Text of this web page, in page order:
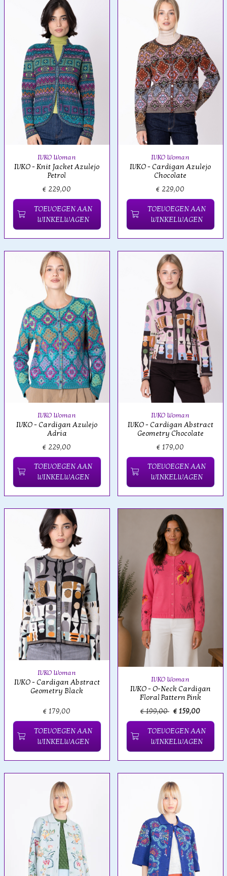
IVKO Woman
IVKO - Knit Jacket Azulejo
Petrol
€ 229,00
TOEVOEGEN AAN
WINKELWAGEN
IVKO Woman
IVKO - Cardigan Azulejo
Chocolate
€ 229,00
TOEVOEGEN AAN
WINKELWAGEN
IVKO Woman
IVKO - Cardigan Azulejo
Adria
€ 229,00
TOEVOEGEN AAN
WINKELWAGEN
IVKO Woman
IVKO - Cardigan Abstract
Geometry Chocolate
€ 179,00
TOEVOEGEN AAN
WINKELWAGEN
IVKO Woman
IVKO - Cardigan Abstract
Geometry Black
€ 179,00
TOEVOEGEN AAN
WINKELWAGEN
IVKO Woman
IVKO - O-Neck Cardigan
Floral Pattern Pink
€ 199,00 € 159,00
TOEVOEGEN AAN
WINKELWAGEN